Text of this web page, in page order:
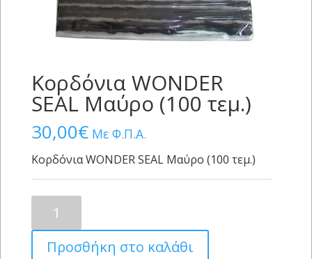
Κορδόνια WONDER
SEAL Μαύρο (100 τεμ.)
30,00€ Με Φ.Π.Α.
Κορδόνια WONDER SEAL Μαύρο (100 τεμ.)
WONDER
SEAL
Μαύρο
Προσθήκη στο καλάθι